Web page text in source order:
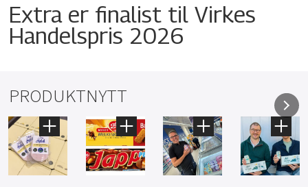
Extra er finalist til Virkes
Handelspris 2026
PRODUKTNYTT